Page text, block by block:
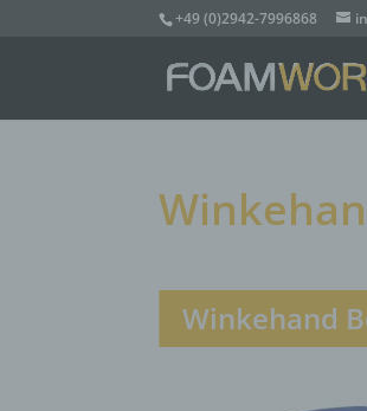
+49 (0)2942-7996868
Winkehand